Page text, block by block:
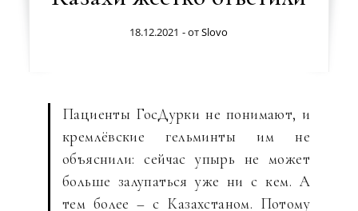
18.12.2021 - отSlovo
Пациенты ГосДурки не понимают, и
кремлёвские гельминты им не
объяснили: сейчас упырь не может
больше залупаться уже ни с кем. А
тем более – с Казахстаном. Потому